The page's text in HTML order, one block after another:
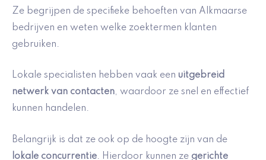
Ze begrijpen de specifieke behoeften van Alkmaarse
bedrijven en weten welke zoektermen klanten
gebruiken.
Lokale specialisten hebben vaak een uitgebreid
netwerk van contacten, waardoor ze snel en effectief
kunnen handelen.
Belangrijk is dat ze ook op de hoogte zijn van de
lokale concurrentie. Hierdoor kunnen ze gerichte